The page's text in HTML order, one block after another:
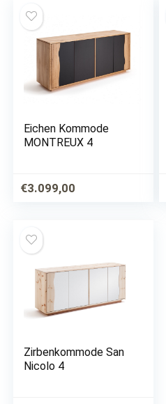
Eichen Kommode
MONTREUX 4
€3.099,00
Zirbenkommode San
Nicolo 4